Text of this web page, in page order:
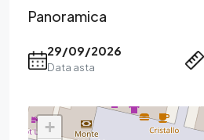
Panoramica
29/09/2026
Data asta
+